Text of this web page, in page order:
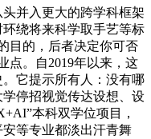
并入更大的跨学科框架
绕将来科学取手艺等标
目的，后者决定你可否
点。自2019年以来，这
它提示所有人：没有哪
停招视觉传达设想、设
本科双学位项目，
等专业都淡出汗青舞